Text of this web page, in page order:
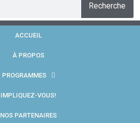
Recherche
ACCUEIL
À PROPOS
PROGRAMMES
IMPLIQUEZ-VOUS!
NOS PARTENAIRES